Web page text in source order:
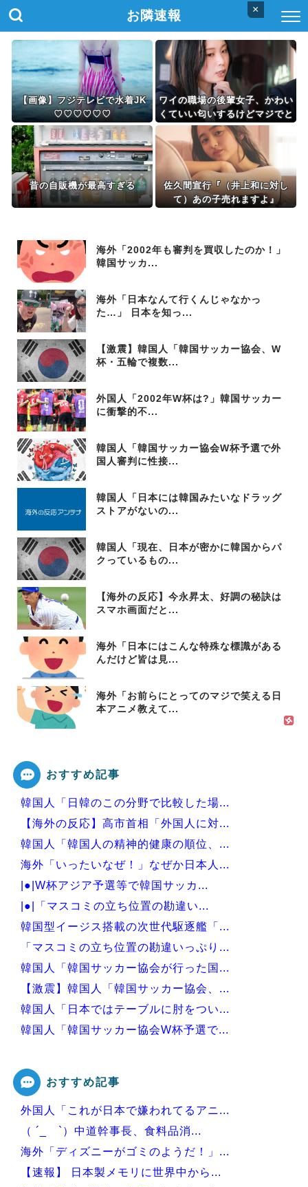
×
お隣速報
【画像】フジテレビで水着JK
♡♡♡♡♡♡
ワイの職場の後輩女子、かわい
くていい匂いするけどマジでと
んでもなく無能
昔の自販機が最高すぎる
佐久間宣行『（井上和に対し
て）あの子売れますよ』
海外「2002年も審判を買収したのか！」
韓国サッカ...
海外「日本なんて行くんじゃなかっ
た…」 日本を知っ...
【激震】韓国人「韓国サッカー協会、W
杯・五輪で複数...
外国人「2002年W杯は?」韓国サッカー
に衝撃的不...
韓国人「韓国サッカー協会W杯予選で外
国人審判に性接...
韓国人「日本には韓国みたいなドラッグ
ストアがないの...
韓国人「現在、日本が密かに韓国からパ
クっているもの...
【海外の反応】今永昇太、好調の秘訣は
スマホ画面だと...
海外「日本にはこんな特殊な標識がある
んだけど皆は見...
海外「お前らにとってのマジで笑える日
本アニメ教えて...
おすすめ記事
韓国人「日韓のこの分野で比較した場...
【海外の反応】高市首相「外国人に対...
韓国人「韓国人の精神的健康の順位、...
海外「いったいなぜ！」なぜか日本人...
|●|W杯アジア予選等で韓国サッカ...
|●|「マスコミの立ち位置の勘違い...
韓国型イージス搭載の次世代駆逐艦「...
「マスコミの立ち位置の勘違いっぷり...
韓国人「韓国サッカー協会が行った国...
【激震】韓国人「韓国サッカー協会、...
韓国人「日本ではテーブルに肘をつい...
韓国人「韓国サッカー協会W杯予選で...
Powered by livedoor 相互RSS
おすすめ記事
外国人「これが日本で嫌われてるアニ...
（ ´_ゝ`）中道幹事長、食料品消...
海外「ディズニーがゴミのようだ！」...
【速報】 日本製メモリに世界中から...